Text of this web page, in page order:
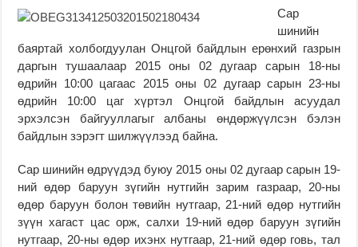
Сар
шинийн
баяртай холбогдуулан Онцгой байдлын ерөнхий газрын
даргын тушаалаар 2015 оны 02 дугаар сарын 18-ны
өдрийн 10:00 цагаас 2015 оны 02 дугаар сарын 23-ны
өдрийн 10:00 цаг хүртэл Онцгой байдлын асуудал
эрхэлсэн байгууллагыг албаны өндөржүүлсэн бэлэн
байдлын зэрэгт шилжүүлээд байна.
Сар шинийн өдрүүдэд буюу 2015 оны 02 дугаар сарын 19-
ний өдөр баруун зүгийн нутгийн зарим газраар, 20-ны
өдөр баруун болон төвийн нутгаар, 21-ний өдөр нутгийн
зүүн хагаст цас орж, салхи 19-ний өдөр баруун зүгийн
нутгаар, 20-ны өдөр ихэнх нутгаар, 21-ний өдөр говь, тал